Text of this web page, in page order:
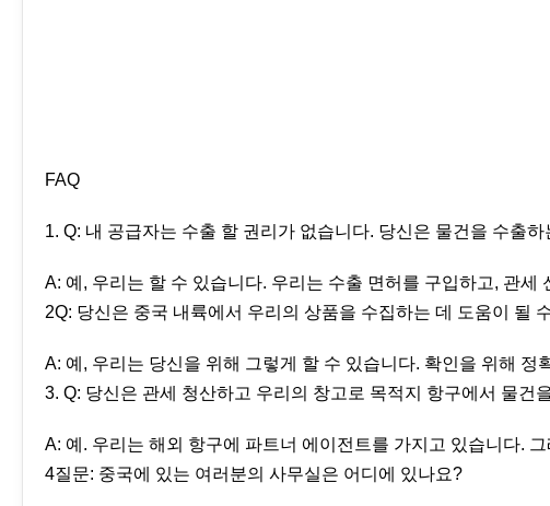
FAQ
1. Q: 내 공급자는 수출 할 권리가 없습니다. 당신은 물건을 수출
A: 예, 우리는 할 수 있습니다. 우리는 수출 면허를 구입하고, 관세
2Q: 당신은 중국 내륙에서 우리의 상품을 수집하는 데 도움이 될
A: 예, 우리는 당신을 위해 그렇게 할 수 있습니다. 확인을 위해 정
3. Q: 당신은 관세 청산하고 우리의 창고로 목적지 항구에서 물건
A: 예. 우리는 해외 항구에 파트너 에이전트를 가지고 있습니다.
4질문: 중국에 있는 여러분의 사무실은 어디에 있나요?